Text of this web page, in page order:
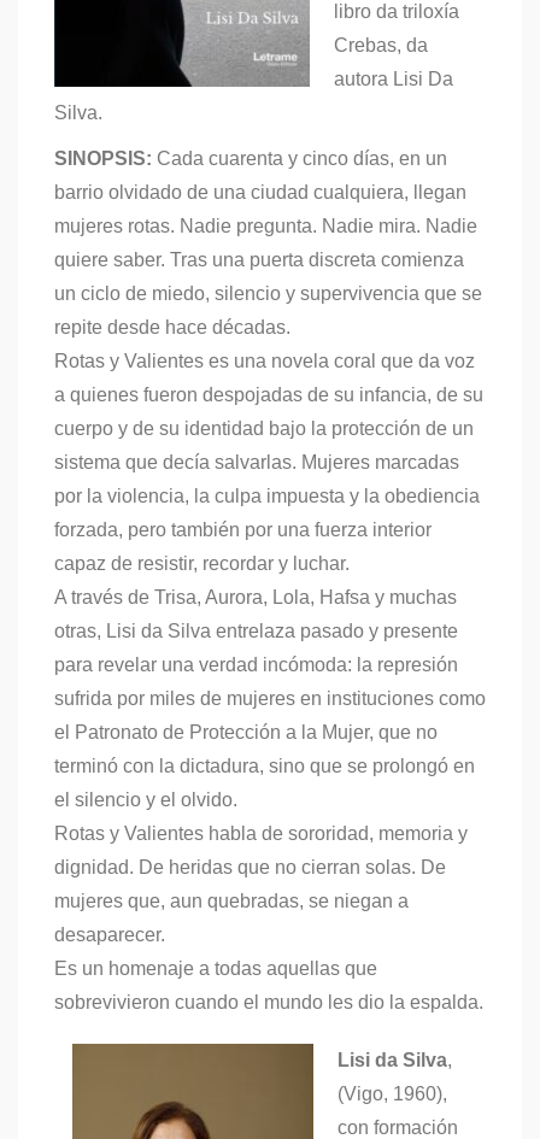
libro da triloxía
Crebas, da
autora Lisi Da
Silva.
SINOPSIS: Cada cuarenta y cinco días, en un
barrio olvidado de una ciudad cualquiera, llegan
mujeres rotas. Nadie pregunta. Nadie mira. Nadie
quiere saber. Tras una puerta discreta comienza
un ciclo de miedo, silencio y supervivencia que se
repite desde hace décadas.
Rotas y Valientes es una novela coral que da voz
a quienes fueron despojadas de su infancia, de su
cuerpo y de su identidad bajo la protección de un
sistema que decía salvarlas. Mujeres marcadas
por la violencia, la culpa impuesta y la obediencia
forzada, pero también por una fuerza interior
capaz de resistir, recordar y luchar.
A través de Trisa, Aurora, Lola, Hafsa y muchas
otras, Lisi da Silva entrelaza pasado y presente
para revelar una verdad incómoda: la represión
sufrida por miles de mujeres en instituciones como
el Patronato de Protección a la Mujer, que no
terminó con la dictadura, sino que se prolongó en
el silencio y el olvido.
Rotas y Valientes habla de sororidad, memoria y
dignidad. De heridas que no cierran solas. De
mujeres que, aun quebradas, se niegan a
desaparecer.
Es un homenaje a todas aquellas que
sobrevivieron cuando el mundo les dio la espalda.
Lisi da Silva,
(Vigo, 1960),
con formación